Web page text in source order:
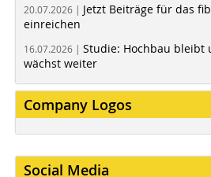
20.07.2026 | Jetzt Beiträge für das
einreichen
16.07.2026 | Studie: Hochbau bleibt
wächst weiter
Company Logos
Social Media